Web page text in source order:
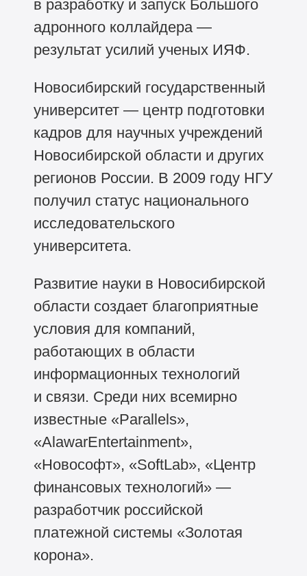
в разработку и запуск Большого
адронного коллайдера —
результат усилий ученых ИЯФ.
Новосибирский государственный
университет — центр подготовки
кадров для научных учреждений
Новосибирской области и других
регионов России. В 2009 году НГУ
получил статус национального
исследовательского
университета.
Развитие науки в Новосибирской
области создает благоприятные
условия для компаний,
работающих в области
информационных технологий
и связи. Среди них всемирно
известные «Parallels»,
«AlawarEntertainment»,
«Новософт», «SoftLab», «Центр
финансовых технологий» —
разработчик российской
платежной системы «Золотая
корона».